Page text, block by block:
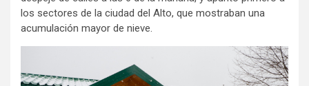
los sectores de la ciudad del Alto, que mostraban una
acumulación mayor de nieve.